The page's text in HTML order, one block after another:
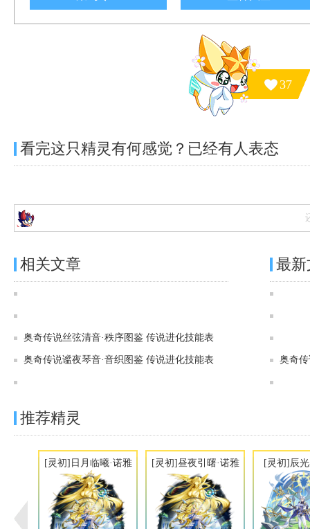
37
看完这只精灵有何感觉？已经有人表态
相关文章
奥奇传说丝弦清音·秩序图鉴 传说进化技能表
奥奇传说谧夜琴音·音织图鉴 传说进化技能表
最
奥奇
推荐精灵
[灵初]日月临曦·诺雅 [灵初]昼夜引曙·诺雅 [灵初]辰